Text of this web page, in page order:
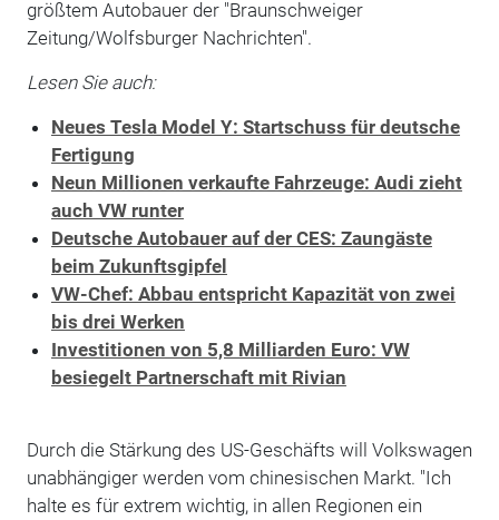
größtem Autobauer der "Braunschweiger
Zeitung/Wolfsburger Nachrichten".
Lesen Sie auch:
Neues Tesla Model Y: Startschuss für deutsche
Fertigung
Neun Millionen verkaufte Fahrzeuge: Audi zieht
auch VW runter
Deutsche Autobauer auf der CES: Zaungäste
beim Zukunftsgipfel
VW-Chef: Abbau entspricht Kapazität von zwei
bis drei Werken
Investitionen von 5,8 Milliarden Euro: VW
besiegelt Partnerschaft mit Rivian
Durch die Stärkung des US-Geschäfts will Volkswagen
unabhängiger werden vom chinesischen Markt. "Ich
halte es für extrem wichtig, in allen Regionen ein